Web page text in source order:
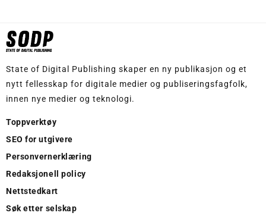
State of Digital Publishing skaper en ny publikasjon og et
nytt fellesskap for digitale medier og publiseringsfagfolk,
innen nye medier og teknologi.
Toppverktøy
SEO for utgivere
Personvernerklæring
Redaksjonell policy
Nettstedkart
Søk etter selskap